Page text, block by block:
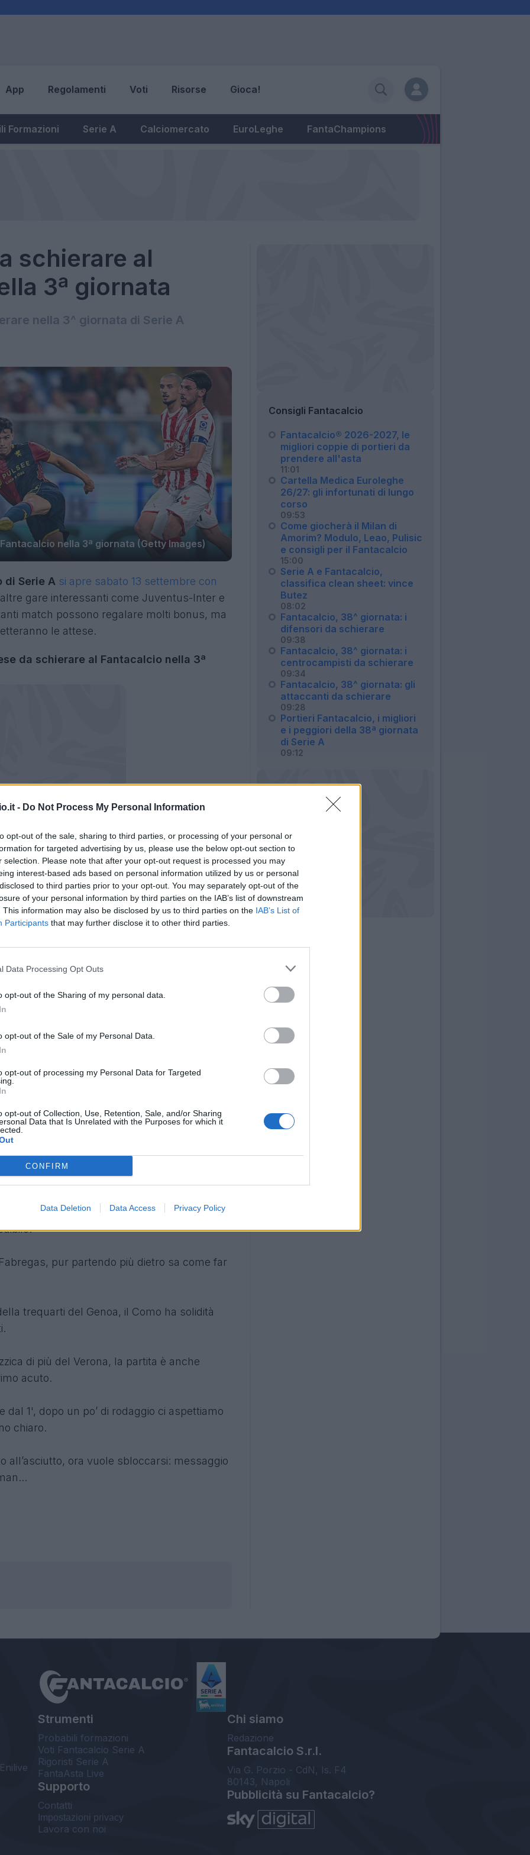
- Do Not Process My Personal Information
opt-out of the sale, sharing to third parties, or processing of your personal or
for targeted advertising by us, please use the below opt-out section to
selection. Please note that after your opt-out request is processed you may
interest-based ads based on personal information utilized by us or personal
to third parties prior to your opt-out. You may separately opt-out of the
of your personal information by third parties on the IAB’s list of downstream
This information may also be disclosed by us to third parties on the IAB’s List of
Participants that may further disclose it to other third parties.
Data Processing Opt Outs
opt-out of the Sharing of my personal data.
opt-out of the Sale of my Personal Data.
opt-out of processing my Personal Data for Targeted
opt-out of Collection, Use, Retention, Sale, and/or Sharing
Data that Is Unrelated with the Purposes for which it
CONFIRM
Data Deletion Data Access Privacy Policy
App Regolamenti Voti Risorse Gioca!
Formazioni Serie A Calciomercato EuroLeghe FantaChampions
schierare al
3ª giornata
nella 3^ giornata di Serie A
nella 3ª giornata (Getty Images)
di Serie A si apre sabato 13 settembre con
gare interessanti come Juventus-Inter e
match possono regalare molti bonus, ma
le attese.
da schierare al Fantacalcio nella 3ª
GIORNATA
DA EVITARE
con soli due malus subiti contro Atalanta e
a Napoli, da quinto a tutta fascia col Parma
di Wesley, ha le qualità per mettere in crisi
essere la spalla ideale di Pellegrino per
Davis, il Pisa dietro è solido ma è la classica
pur partendo più dietro sa come far
trequarti del Genoa, il Como ha solidità
di più del Verona, la partita è anche
acuto.
dal 1', dopo un po’ di rodaggio ci aspettiamo
chiaro.
all’asciutto, ora vuole sbloccarsi: messaggio
Consigli Fantacalcio
Fantacalcio® 2026-2027, le
migliori coppie di portieri da
prendere all'asta
11:01
Cartella Medica Euroleghe
26/27: gli infortunati di lungo
corso
09:53
Come giocherà il Milan di
Amorim? Modulo, Leao, Pulisic
e consigli per il Fantacalcio
15:00
Serie A e Fantacalcio,
classifica clean sheet: vince
Butez
08:02
Fantacalcio, 38^ giornata: i
difensori da schierare
09:38
Fantacalcio, 38^ giornata: i
centrocampisti da schierare
09:34
Fantacalcio, 38^ giornata: gli
attaccanti da schierare
09:28
Portieri Fantacalcio, i migliori
e i peggiori della 38ª giornata
di Serie A
09:12
Strumenti
Probabili formazioni
Voti Fantacalcio Serie A
Rigoristi Serie A
FantaAsta Live
Supporto
Contatti
Impostazioni privacy
Lavora con noi
Chi siamo
Redazione
Fantacalcio S.r.l.
Via G. Porzio - CdN, Is. F4
80143, Napoli
Pubblicità su Fantacalcio?